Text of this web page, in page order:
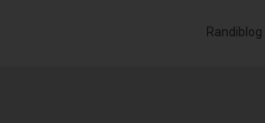
Randiblog